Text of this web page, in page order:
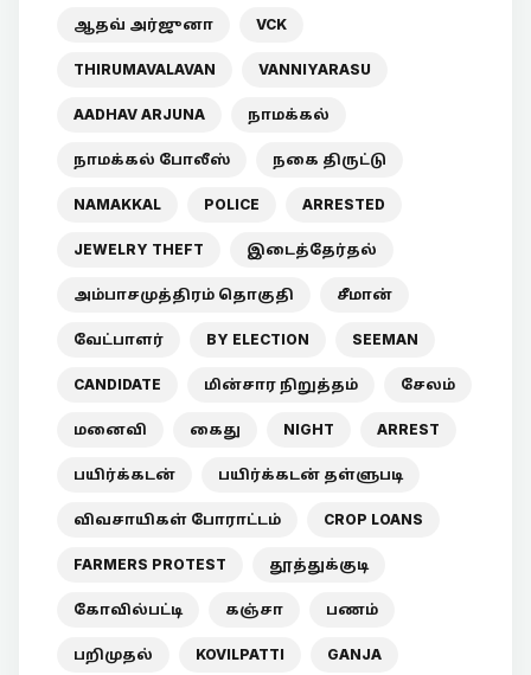
ஆதவ் அர்ஜுனா VCK
THIRUMAVALAVAN VANNIYARASU
AADHAV ARJUNA நாமக்கல்
நாமக்கல் போலீஸ் நகை திருட்டு
NAMAKKAL POLICE ARRESTED
JEWELRY THEFT இடைத்தேர்தல்
அம்பாசமுத்திரம் தொகுதி சீமான்
வேட்பாளர் BY ELECTION SEEMAN
CANDIDATE மின்சார நிறுத்தம் சேலம்
மனைவி கைது NIGHT ARREST
பயிர்க்கடன் பயிர்க்கடன் தள்ளுபடி
விவசாயிகள் போராட்டம் CROP LOANS
FARMERS PROTEST தூத்துக்குடி
கோவில்பட்டி கஞ்சா பணம்
பறிமுதல் KOVILPATTI GANJA